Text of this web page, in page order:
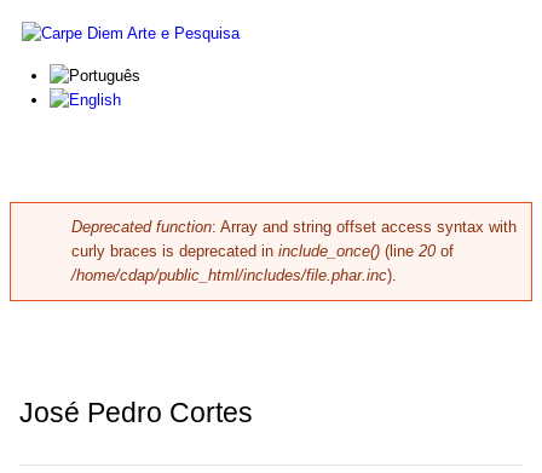
Skip to main content
Carpe
Diem
Arte e
Pesquisa
Error message
Deprecated function: Array and string offset access syntax with
curly braces is deprecated in include_once() (line 20 of
/home/cdap/public_html/includes/file.phar.inc).
José Pedro Cortes